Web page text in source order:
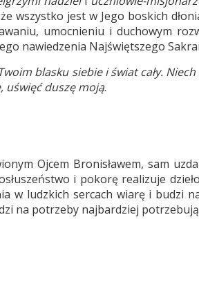
wszystko jest w Jego boskich
umocnieniu i duchowym
nawiedzenia Najświętszego
blasku siebie i świat cały.
uświęć duszę moją.
Ojcem Bronisławem, sam
i pokorę realizuje
w ludzkich sercach wiarę i budzi
na potrzeby najbardziej